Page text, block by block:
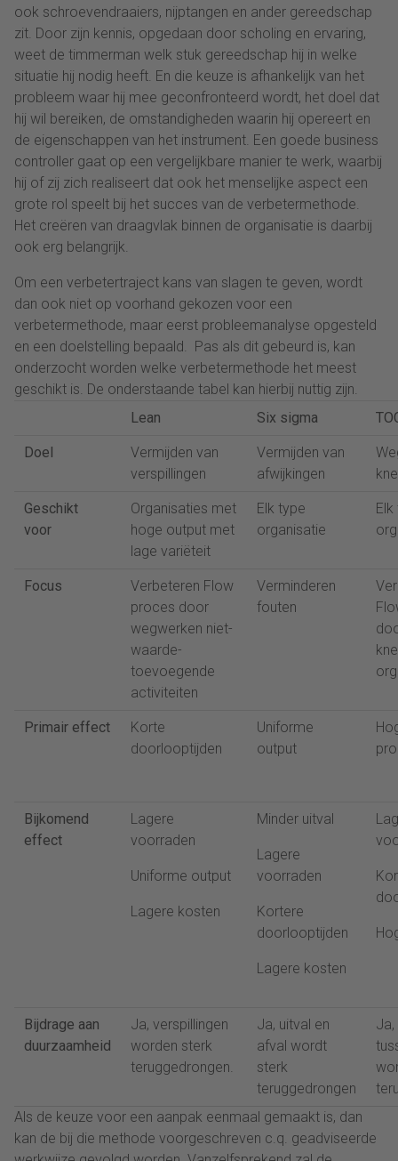
ook schroevendraaiers, nijptangen en ander gereedschap
zit. Door zijn kennis, opgedaan door scholing en ervaring,
weet de timmerman welk stuk gereedschap hij in welke
situatie hij nodig heeft. En die keuze is afhankelijk van het
probleem waar hij mee geconfronteerd wordt, het doel dat
hij wil bereiken, de omstandigheden waarin hij opereert en
de eigenschappen van het instrument. Een goede business
controller gaat op een vergelijkbare manier te werk, waarbij
hij of zij zich realiseert dat ook het menselijke aspect een
grote rol speelt bij het succes van de verbetermethode.
Het creëren van draagvlak binnen de organisatie is daarbij
ook erg belangrijk.
Om een verbetertraject kans van slagen te geven, wordt
dan ook niet op voorhand gekozen voor een
verbetermethode, maar eerst probleemanalyse opgesteld
en een doelstelling bepaald. Pas als dit gebeurd is, kan
onderzocht worden welke verbetermethode het meest
geschikt is. De onderstaande tabel kan hierbij nuttig zijn.
Lean
Six sigma
Doel
Vermijden van
verspillingen
Vermijden van
afwijkingen
Geschikt
voor
Organisaties met
hoge output met
lage variëteit
Elk type
organisatie
Focus
Verbeteren Flow
proces door
wegwerken niet-
waarde-
toevoegende
activiteiten
Verminderen
fouten
Primair effect
Korte
doorlooptijden
Uniforme
output
Bijkomend
effect
Lagere
voorraden
Uniforme output
Lagere kosten
Minder uitval
Lagere
voorraden
Kortere
doorlooptijden
Lagere kosten
Bijdrage aan
duurzaamheid
Ja, verspillingen
worden sterk
teruggedrongen.
Ja, uitval en
afval wordt
sterk
teruggedrongen
Ja,
Als de keuze voor een aanpak eenmaal gemaakt is, dan
kan de bij die methode voorgeschreven c.q. geadviseerde